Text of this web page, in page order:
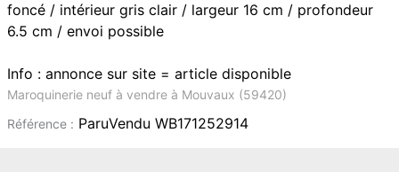
foncé / intérieur gris clair / largeur 16 cm / profondeur
6.5 cm / envoi possible
Info : annonce sur site = article disponible
Maroquinerie neuf à vendre à Mouvaux (59420)
Référence : ParuVendu WB171252914